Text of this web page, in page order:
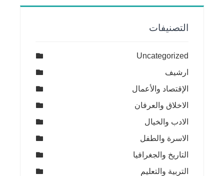
التصنيفات
Uncategorized
ارشيف
الإقتصاد والأعمال
الاخلاق والعرفان
الادب والخيال
الاسرة والطفل
التاريخ والجغرافيا
التربية والتعليم